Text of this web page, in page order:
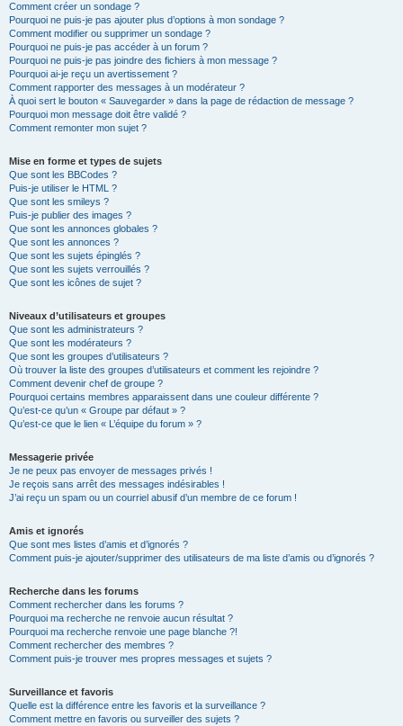
Comment créer un sondage ?
Pourquoi ne puis-je pas ajouter plus d’options à mon sondage ?
Comment modifier ou supprimer un sondage ?
Pourquoi ne puis-je pas accéder à un forum ?
Pourquoi ne puis-je pas joindre des fichiers à mon message ?
Pourquoi ai-je reçu un avertissement ?
Comment rapporter des messages à un modérateur ?
À quoi sert le bouton « Sauvegarder » dans la page de rédaction de message ?
Pourquoi mon message doit être validé ?
Comment remonter mon sujet ?
Mise en forme et types de sujets
Que sont les BBCodes ?
Puis-je utiliser le HTML ?
Que sont les smileys ?
Puis-je publier des images ?
Que sont les annonces globales ?
Que sont les annonces ?
Que sont les sujets épinglés ?
Que sont les sujets verrouillés ?
Que sont les icônes de sujet ?
Niveaux d’utilisateurs et groupes
Que sont les administrateurs ?
Que sont les modérateurs ?
Que sont les groupes d’utilisateurs ?
Où trouver la liste des groupes d’utilisateurs et comment les rejoindre ?
Comment devenir chef de groupe ?
Pourquoi certains membres apparaissent dans une couleur différente ?
Qu’est-ce qu’un « Groupe par défaut » ?
Qu’est-ce que le lien « L’équipe du forum » ?
Messagerie privée
Je ne peux pas envoyer de messages privés !
Je reçois sans arrêt des messages indésirables !
J’ai reçu un spam ou un courriel abusif d’un membre de ce forum !
Amis et ignorés
Que sont mes listes d’amis et d’ignorés ?
Comment puis-je ajouter/supprimer des utilisateurs de ma liste d’amis ou d’ignorés ?
Recherche dans les forums
Comment rechercher dans les forums ?
Pourquoi ma recherche ne renvoie aucun résultat ?
Pourquoi ma recherche renvoie une page blanche ?!
Comment rechercher des membres ?
Comment puis-je trouver mes propres messages et sujets ?
Surveillance et favoris
Quelle est la différence entre les favoris et la surveillance ?
Comment mettre en favoris ou surveiller des sujets ?